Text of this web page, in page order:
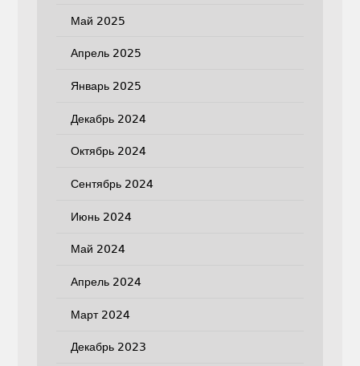
Май 2025
Апрель 2025
Январь 2025
Декабрь 2024
Октябрь 2024
Сентябрь 2024
Июнь 2024
Май 2024
Апрель 2024
Март 2024
Декабрь 2023